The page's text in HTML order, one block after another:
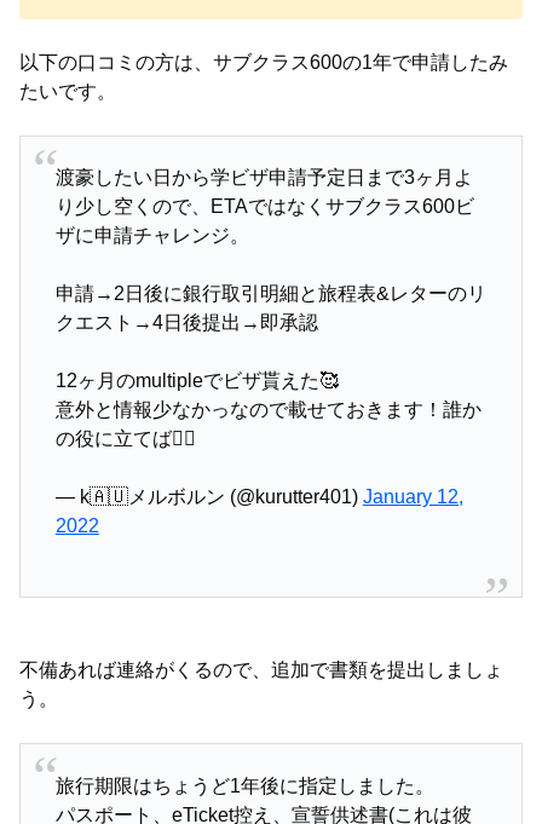
以下の口コミの方は、サブクラス600の1年で申請したみ
たいです。
渡豪したい日から学ビザ申請予定日まで3ヶ月よ
り少し空くので、ETAではなくサブクラス600ビ
ザに申請チャレンジ。
申請→2日後に銀行取引明細と旅程表&レターのリ
クエスト→4日後提出→即承認
12ヶ月のmultipleでビザ貰えた🥰
意外と情報少なかっなので載せておきます！誰か
の役に立てば🙇‍♀️
— k🇦🇺メルボルン (@kurutter401) January 12,
2022
不備あれば連絡がくるので、追加で書類を提出しましょ
う。
旅行期限はちょうど1年後に指定しました。
パスポート、eTicket控え、宣誓供述書(これは彼